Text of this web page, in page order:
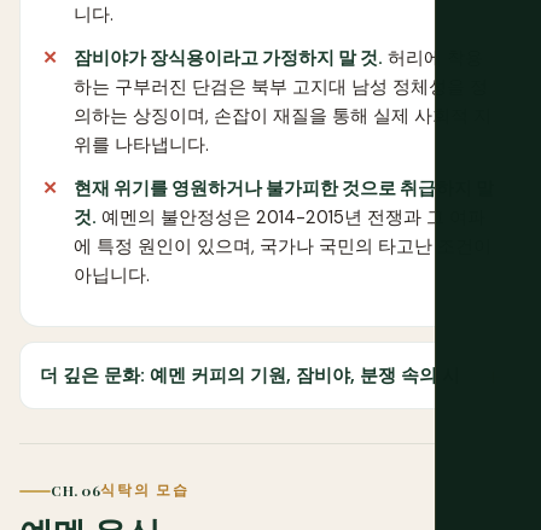
니다.
잠비야가 장식용이라고 가정하지 말 것. 허리에 착용
하는 구부러진 단검은 북부 고지대 남성 정체성을 정
의하는 상징이며, 손잡이 재질을 통해 실제 사회적 지
위를 나타냅니다.
현재 위기를 영원하거나 불가피한 것으로 취급하지 말
것. 예멘의 불안정성은 2014-2015년 전쟁과 그 여파
에 특정 원인이 있으며, 국가나 국민의 타고난 조건이
아닙니다.
더 깊은 문화: 예멘 커피의 기원, 잠비야, 분쟁 속의 시
CH. 06식탁의 모습